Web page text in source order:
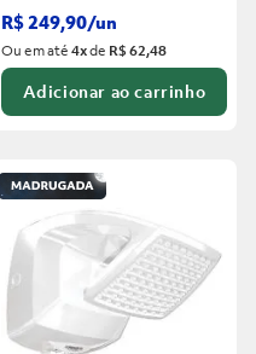
R$249,90/un
Ou em até4xde R$ 62,48
Adicionar ao carrinho